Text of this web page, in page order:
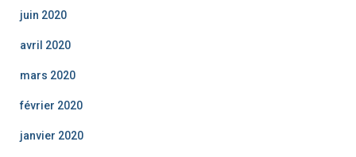
juin 2020
avril 2020
mars 2020
février 2020
janvier 2020